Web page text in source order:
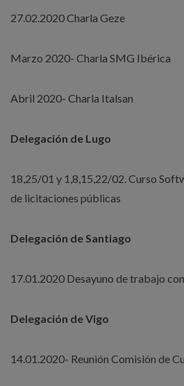
27.02.2020 Charla Geze
Marzo 2020- Charla SMG Ibérica
Abril 2020- Charla Italsan
Delegación de Lugo
18,25/01 y 1,8,15,22/02. Curso
de licitaciones públicas
Delegación de Santiago
17.01.2020 Desayuno de trabajo
Delegación de Vigo
14.01.2020- Reunión Comisión de